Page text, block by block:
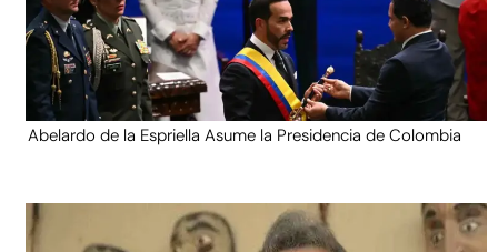
Abelardo de la Espriella Asume la Presidencia de Colombia